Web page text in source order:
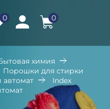
0 0
химия
Порошки для стирки
Index